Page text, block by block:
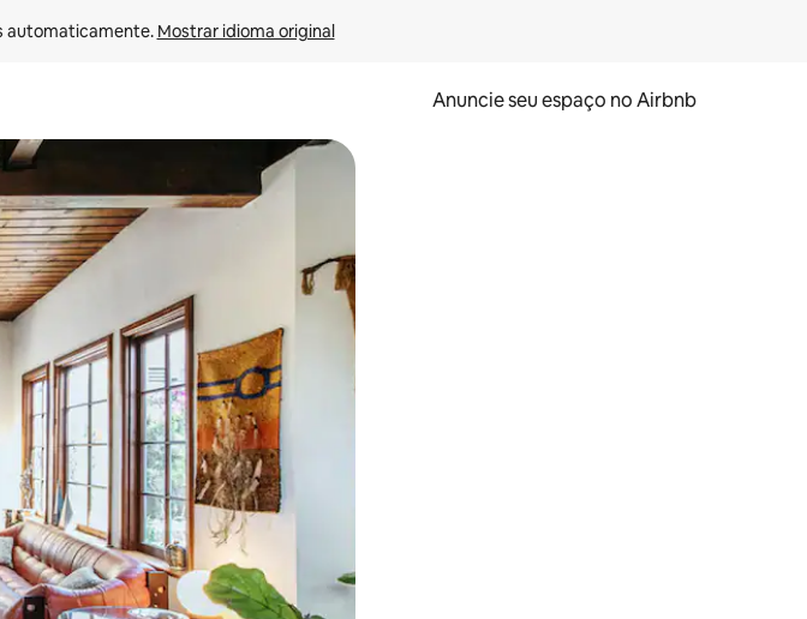
automaticamente. Mostrar idioma original
Anuncie seu espaço no Airbnb
baixo do teclado ou tocando e deslizando o dedo na tela.